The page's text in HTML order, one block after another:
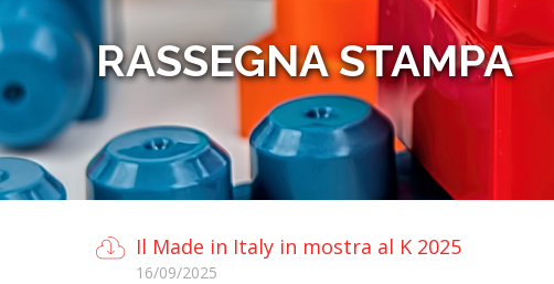
RASSEGNA STAMPA
Il Made in Italy in mostra al K 2025
16/09/2025